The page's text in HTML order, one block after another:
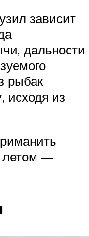
зависит
дальности
рыбак
исходя из
летом —